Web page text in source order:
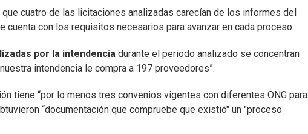
cuatro de las licitaciones analizadas carecían de los informes del
cuenta con los requisitos necesarios para avanzar en cada proceso.
por la intendencia durante el periodo analizado se concentran
intendencia le compra a 197 proveedores”.
tiene “por lo menos tres convenios vigentes con diferentes ONG para
“documentación que compruebe que existió" un "proceso